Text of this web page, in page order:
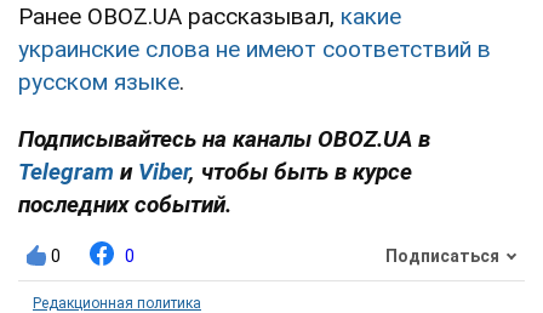
Ранее OBOZ.UA рассказывал, какие
украинские слова не имеют соответствий в
русском языке.
Подписывайтесь на каналы OBOZ.UA в
Telegram и Viber, чтобы быть в курсе
последних событий.
0 0 Подписаться
Редакционная политика